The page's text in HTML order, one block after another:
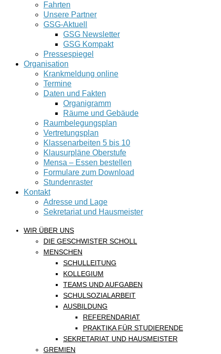
Fahrten
Unsere Partner
GSG-Aktuell
GSG Newsletter
GSG Kompakt
Pressespiegel
Organisation
Krankmeldung online
Termine
Daten und Fakten
Organigramm
Räume und Gebäude
Raumbelegungsplan
Vertretungsplan
Klassenarbeiten 5 bis 10
Klausurpläne Oberstufe
Mensa – Essen bestellen
Formulare zum Download
Stundenraster
Kontakt
Adresse und Lage
Sekretariat und Hausmeister
WIR ÜBER UNS
DIE GESCHWISTER SCHOLL
MENSCHEN
SCHULLEITUNG
KOLLEGIUM
TEAMS UND AUFGABEN
SCHULSOZIALARBEIT
AUSBILDUNG
REFERENDARIAT
PRAKTIKA FÜR STUDIERENDE
SEKRETARIAT UND HAUSMEISTER
GREMIEN